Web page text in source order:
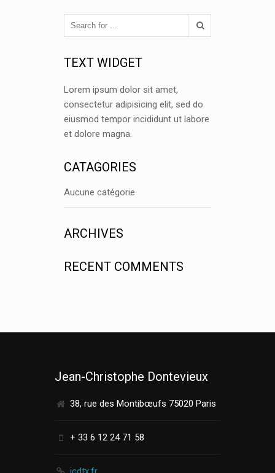
TEXT WIDGET
Lorem ipsum dolor sit amet,
consectetur adipisicing elit, sed do
eiusmod tempor incididunt ut labore
et dolore magna.
CATAGORIES
Aucune catégorie
ARCHIVES
RECENT COMMENTS
Jean-Christophe Dontevieux
38, rue des Montibœufs 75020 Paris
+ 33 6 12 24 71 58